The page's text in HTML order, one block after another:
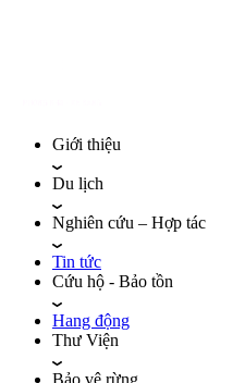
Giới thiệu
Du lịch
Nghiên cứu – Hợp tác
Tin tức
Cứu hộ - Bảo tồn
Hang động
Thư Viện
Bảo vệ rừng